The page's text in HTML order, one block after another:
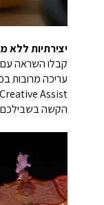
יצירתיות ללא
קבלו השראה עם
עריכה מרובות
הקשה